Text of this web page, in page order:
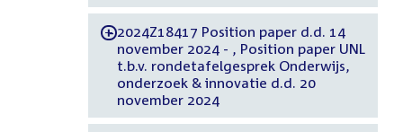
-2024Z18417 Position paper d.d. 14
november 2024 - , Position paper UNL
t.b.v. rondetafelgesprek Onderwijs,
onderzoek & innovatie d.d. 20
november 2024